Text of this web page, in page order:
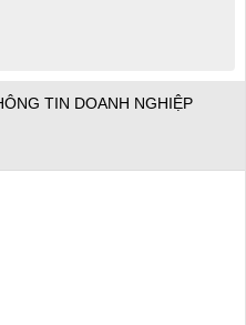
TIN DOANH NGHIỆP